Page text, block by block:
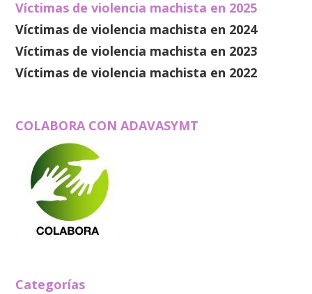
Víctimas de violencia machista en 2025
Víctimas de violencia machista en 2024
Víctimas de violencia machista en 2023
Víctimas de violencia machista en 2022
COLABORA CON ADAVASYMT
Categorías